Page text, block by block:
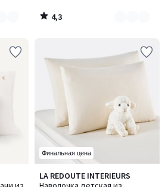
4,3
/
Финальная цена
LA REDOUTE INTERIEURS
4,3
/ 5
Количество